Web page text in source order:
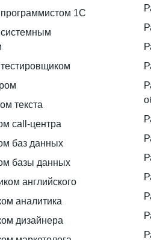
1С
текста
call-центра
баз данных
базы данных
английского
аналитика
дизайнера